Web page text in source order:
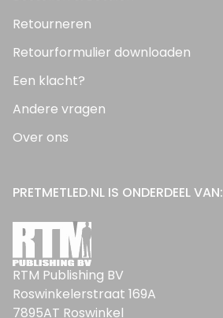
Retourneren
Retourformulier downloaden
Een klacht?
Andere vragen
Over ons
PRETMETLED.NL IS ONDERDEEL VAN:
RTM Publishing BV
Roswinkelerstraat 169A
7895AT Roswinkel